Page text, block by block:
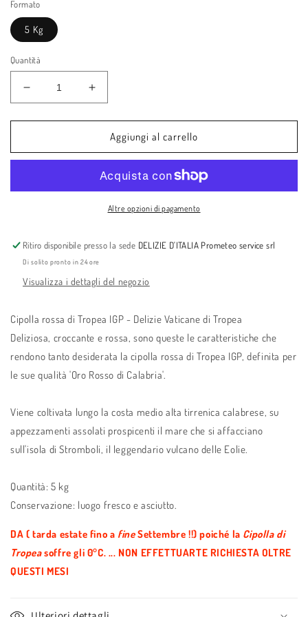
Formato
5 Kg
Quantità
Diminuisci
quantità
per
di
cassetta
Aumenta
quantità
per
Cipolle
di
IGP
cassetta
Aggiungi al carrello
Altre opzioni di pagamento
Ritiro disponibile presso la sede DELIZIE D'ITALIA Prometeo service srl
Di solito pronto in 24 ore
Visualizza i dettagli del negozio
Cipolla rossa di Tropea IGP - Delizie Vaticane di Tropea
Deliziosa, croccante e rossa, sono queste le caratteristiche che
rendono tanto desiderata la cipolla rossa di Tropea IGP, definita per
le sue qualità 'Oro Rosso di Calabria'.
Viene coltivata lungo la costa medio alta tirrenica calabrese, su
appezzamenti assolati prospicenti il mare che si affacciano
sull'isola di Stromboli, il leggendario vulcano delle Eolie.
Quantità: 5 kg
Conservazione: luogo fresco e asciutto.
DA ( tarda estate fino a fineSettembre !!) poiché la Cipolla di
Tropeasoffre gli 0°C. ... NON EFFETTUARTE RICHIESTA OLTRE
QUESTI MESI